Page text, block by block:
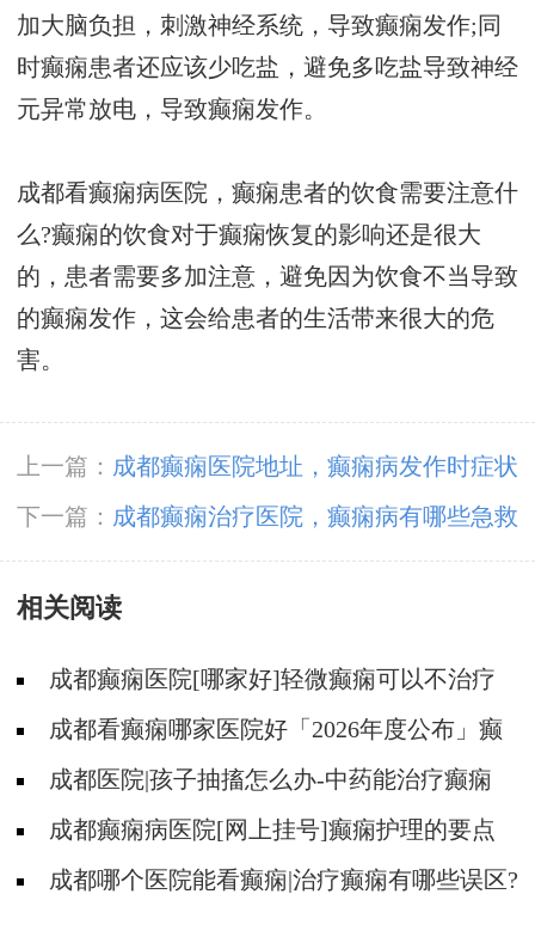
加大脑负担，刺激神经系统，导致癫痫发作;同
时癫痫患者还应该少吃盐，避免多吃盐导致神经
元异常放电，导致癫痫发作。
成都看癫痫病医院，癫痫患者的饮食需要注意什
么?癫痫的饮食对于癫痫恢复的影响还是很大
的，患者需要多加注意，避免因为饮食不当导致
的癫痫发作，这会给患者的生活带来很大的危
害。
上一篇： 成都癫痫医院地址，癫痫病发作时症状
都是什么?
下一篇： 成都癫痫治疗医院，癫痫病有哪些急救
措施?
相关阅读
成都癫痫医院[哪家好]轻微癫痫可以不治疗
吗?成都看癫痫哪家医院好「2026年度公布」癫
痫发作时要做什么?
成都医院|孩子抽搐怎么办-中药能治疗癫痫
吗?成都癫痫病医院[网上挂号]癫痫护理的要点
是什么?
成都哪个医院能看癫痫|治疗癫痫有哪些误区?